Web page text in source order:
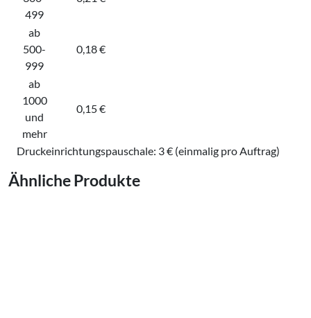
499
ab
500-
999
0,18 €
ab
1000
und
mehr
0,15 €
Druckeinrichtungspauschale: 3 € (einmalig pro Auftrag)
Ähnliche Produkte